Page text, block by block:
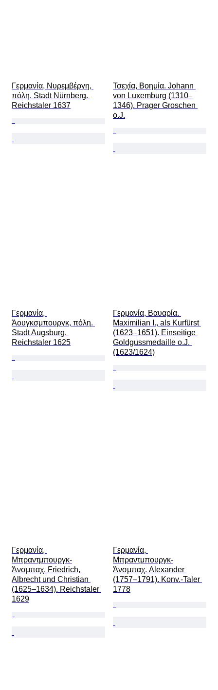
Γερμανία, Νυρεμβέργη,
πόλη. Stadt Nürnberg.
Reichstaler 1637
Τσεχία, Βοημία. Johann
von Luxemburg (1310–
1346). Prager Groschen
o.J.
Γερμανία,
Άουγκσμπουργκ, πόλη.
Stadt Augsburg.
Reichstaler 1625
Γερμανία, Βαυαρία.
Maximilian I., als Kurfürst
(1623–1651). Einseitige
Goldgussmedaille o.J.
(1623/1624)
Γερμανία,
Μπραντμπουργκ-
Άνσμπαχ. Friedrich,
Albrecht und Christian
(1625–1634). Reichstaler
1629
Γερμανία,
Μπραντμπουργκ-
Άνσμπαχ. Alexander
(1757–1791). Konv.-Taler
1778